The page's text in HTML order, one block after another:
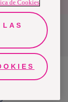
de Cookies
LAS